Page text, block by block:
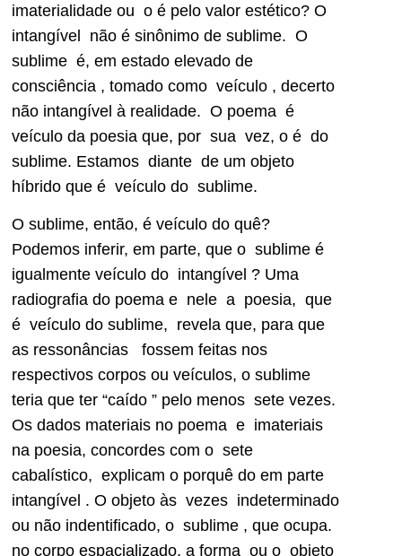
imaterialidade ou o é pelo valor estético? O
intangível não é sinônimo de sublime. O
sublime é, em estado elevado de
consciência , tomado como veículo , decerto
não intangível à realidade. O poema é
veículo da poesia que, por sua vez, o é do
sublime. Estamos diante de um objeto
híbrido que é veículo do sublime.
O sublime, então, é veículo do quê?
Podemos inferir, em parte, que o sublime é
igualmente veículo do intangível ? Uma
radiografia do poema e nele a poesia, que
é veículo do sublime, revela que, para que
as ressonâncias fossem feitas nos
respectivos corpos ou veículos, o sublime
teria que ter “caído ” pelo menos sete vezes.
Os dados materiais no poema e imateriais
na poesia, concordes com o sete
cabalístico, explicam o porquê do em parte
intangível . O objeto às vezes indeterminado
ou não indentificado, o sublime , que ocupa.
no corpo espacializado, a forma ou o objeto